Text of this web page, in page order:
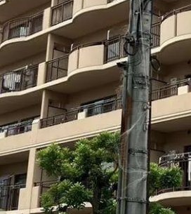
お問い合わせは
お問い合わせは